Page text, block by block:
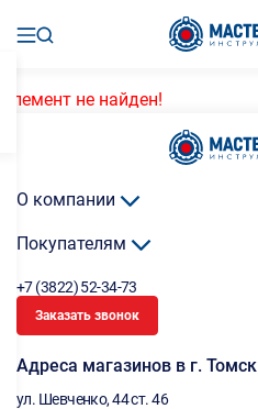
Элемент не найден!
О компании
Покупателям
+7 (3822) 52-34-73
Заказать звонок
Адреса магазинов в г. Томск
ул. Шевченко, 44 ст. 46